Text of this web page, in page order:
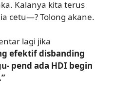
Kalanya kita terus
cetu—? Tolong akane.
lagi jika
efektif disbanding
pend ada HDI begin